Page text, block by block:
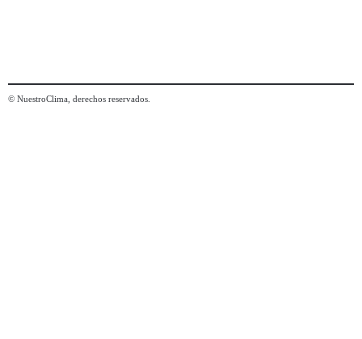
© NuestroClima, derechos reservados.